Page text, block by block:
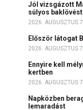
Jól vizsgázott
súlyos
2026. AUGUSZTUS
Először látogat
2026. AUGUSZTUS
Ennyire kell
kertben
2026. AUGUSZTUS
Napközben
lemaradást